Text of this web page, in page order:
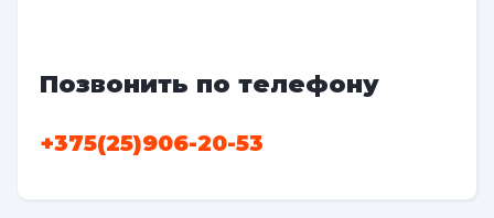
Позвонить по телефону
+375(25)906-20-53